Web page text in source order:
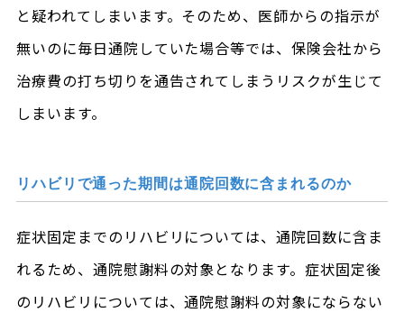
と疑われてしまいます。そのため、医師からの指示が
無いのに毎日通院していた場合等では、保険会社から
治療費の打ち切りを通告されてしまうリスクが生じて
しまいます。
リハビリで通った期間は通院回数に含まれるのか
症状固定までのリハビリについては、通院回数に含ま
れるため、通院慰謝料の対象となります。症状固定後
のリハビリについては、通院慰謝料の対象にならない